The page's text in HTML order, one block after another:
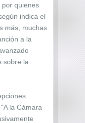
por quienes
indica el
más, muchas
a la
sobre la
la Cámara